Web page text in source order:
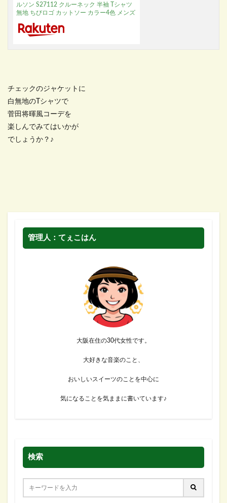
ルソン S27112 クルーネック 半袖 Tシャツ
無地 ちびロゴ カットソー カラー4色 メンズ
チェックのジャケットに
白無地のTシャツで
菅田将暉風コーデを
楽しんでみてはいかが
でしょうか？♪
管理人：てぇこはん
大阪在住の30代女性です。
大好きな音楽のこと、
おいしいスイーツのことを中心に
気になることを気ままに書いています♪
検索